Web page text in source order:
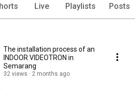
PT. Gosyen Solusi Indonesia.
Live Playlists Posts
The installation process of an
INDOOR VIDEOTRON in
Semarang
32 views 2 months ago